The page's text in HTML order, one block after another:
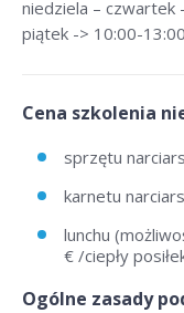
niedziela – czwartek
piątek -> 10:00-
Cena szkolenia
sprzętu
karnetu
lunchu
€ /ciepły
Ogólne zasady